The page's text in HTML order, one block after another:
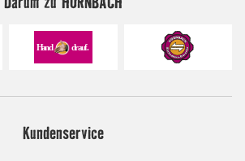
Kundenservice